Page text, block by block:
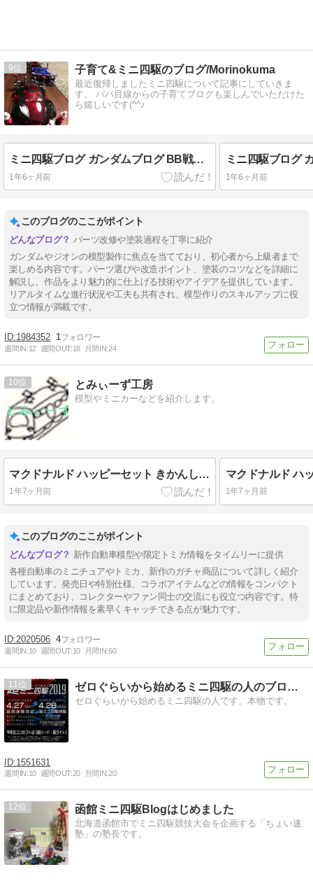
9 子育て&ミニ四駆のブログ/Morinokuma
最近復帰しましたミニ四駆について記事にしていきま
す。 パパ目線からの子育てブログも楽しんでいただけた
ら嬉しいです(^^♪
ミニ四駆ブログ ガンダムブログ BB戦士 シナンジュ
1年6ヶ月前 1年6ヶ月前
このブログのここがポイント
パーツ改修や塗装過程を丁寧に紹介
ガンダムやジオンの模型製作に焦点を当てており、初心者から上級者まで
楽しめる内容です。パーツ選びや改造ポイント、塗装のコツなどを詳細に
解説し、作品をより魅力的に仕上げる技術やアイデアを提供しています。
リアルタイムな進行状況や工夫も共有され、模型作りのスキルアップに役
立つ情報が満載です。
1984352 1
週間IN:12 週間OUT:18 月間IN:24
10 とみぃーず工房
模型やミニカーなどを紹介します。
マクドナルド ハッピーセット きかんしゃトーマス2025_6
1年7ヶ月前 1年7ヶ月前
このブログのここがポイント
新作自動車模型や限定トミカ情報をタイムリーに提供
各種自動車のミニチュアやトミカ、新作のガチャ商品について詳しく紹介
しています。発売日や特別仕様、コラボアイテムなどの情報をコンパクト
にまとめており、コレクターやファン同士の交流にも役立つ内容です。特
に限定品や新作情報を素早くキャッチできる点が魅力です。
2020506 4
週間IN:10 週間OUT:10 月間IN:60
11 ゼロぐらいから始めるミニ四駆の人のブログ（本物）
ゼロぐらいから始めるミニ四駆の人です。本物です。
1551631
週間IN:10 週間OUT:20 月間IN:20
12 函館ミニ四駆Blogはじめました
北海道函館市でミニ四駆競技大会を企画する「ちょい速
塾」の塾長です。